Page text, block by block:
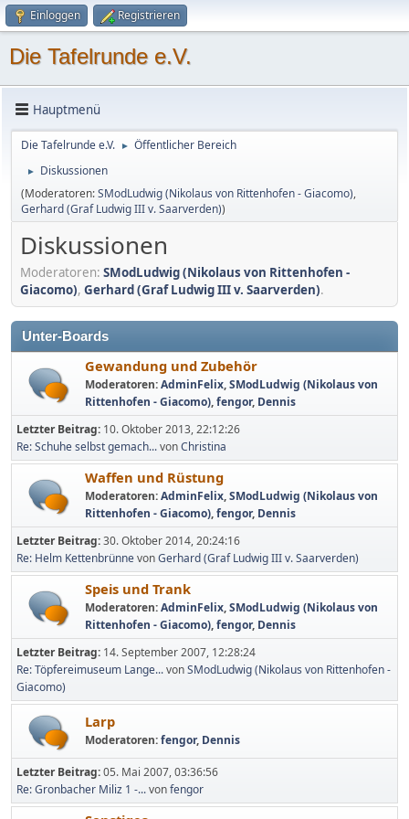
Einloggen Registrieren
Die Tafelrunde e.V.
Hauptmenü
Die Tafelrunde e.V. ► Öffentlicher Bereich
►
Diskussionen
(Moderatoren:SModLudwig (Nikolaus von Rittenhofen - Giacomo),
Gerhard (Graf Ludwig III v. Saarverden))
Diskussionen
Moderatoren: SModLudwig (Nikolaus von Rittenhofen -
Giacomo), Gerhard (Graf Ludwig III v. Saarverden).
Unter-Boards
Gewandung und Zubehör
Moderatoren:AdminFelix,SModLudwig (Nikolaus von
Rittenhofen - Giacomo),fengor, Dennis
Letzter Beitrag: 10. Oktober 2013, 22:12:26
Re: Schuhe selbst gemach...vonChristina
Waffen und Rüstung
Moderatoren:AdminFelix,SModLudwig (Nikolaus von
Rittenhofen - Giacomo),fengor, Dennis
Letzter Beitrag:30. Oktober 2014, 20:24:16
Re: Helm KettenbrünnevonGerhard (Graf Ludwig III v. Saarverden)
Speis und Trank
Moderatoren:AdminFelix,SModLudwig (Nikolaus von
Rittenhofen - Giacomo),fengor, Dennis
Letzter Beitrag: 14. September 2007, 12:28:24
Re: Töpfereimuseum Lange...vonSModLudwig (Nikolaus von Rittenhofen -
Giacomo)
Larp
Moderatoren:fengor, Dennis
Letzter Beitrag:05. Mai 2007, 03:36:56
Re: Gronbacher Miliz 1 -...vonfengor